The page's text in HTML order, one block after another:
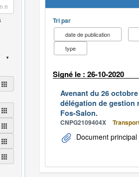
Tri par
date de publication
type
Signé le : 26-10-2020
Avenant du 26
délégation de gestion
Fos-Salon.
CNPG2109404X
Document principal